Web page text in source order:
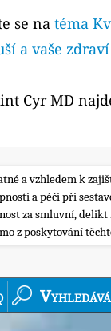
se na téma
a vaše zdraví
Cyr MD
a vzhledem k
a péči při
za smluvní,
z poskytování